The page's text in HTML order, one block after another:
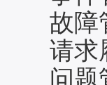
故障
请求
问题